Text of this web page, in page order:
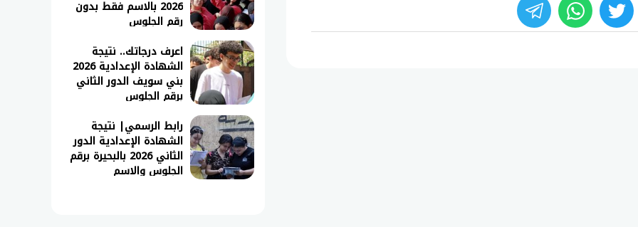
twitter
whats
2026 بالاسم فقط بدون
رقم الجلوس
اعرف درجاتك.. نتيجة
الشهادة الإعدادية 2026
بني سويف الدور الثاني
برقم الجلوس
رابط الرسمي| نتيجة
الشهادة الإعدادية الدور
الثاني 2026 بالبحيرة برقم
الجلوس والاسم